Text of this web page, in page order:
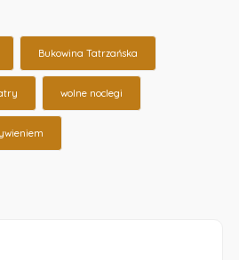
Bukowina Tatrzańska
wolne noclegi